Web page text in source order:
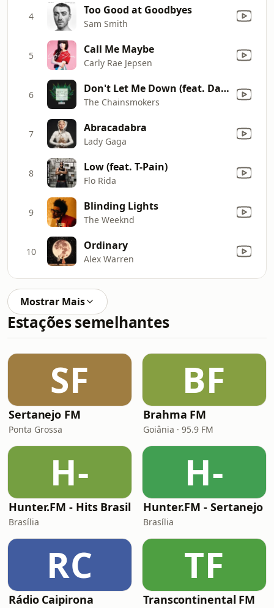
4 Too Good at Goodbyes
Sam Smith
5 Call Me Maybe
Carly Rae Jepsen
6 Don't Let Me Down (feat. Daya) [Ricky Remedy Remix]
The Chainsmokers
7 Abracadabra
Lady Gaga
8 Low (feat. T-Pain)
Flo Rida
9 Blinding Lights
The Weeknd
10 Ordinary
Alex Warren
Mostrar Mais
Estações semelhantes
SF
Sertanejo FM
Ponta Grossa
BF
Brahma FM
Goiânia · 95.9 FM
H-
Hunter.FM - Hits Brasil
Brasília
H-
Hunter.FM - Sertanejo
Brasília
RC
Rádio Caipirona
TF
Transcontinental FM